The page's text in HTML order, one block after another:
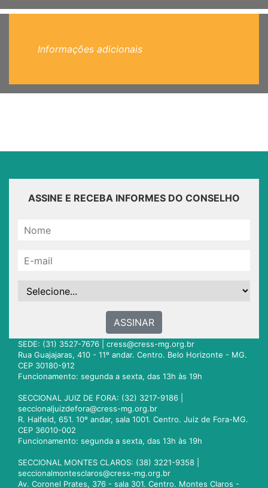
Informações adicionais
ASSINE E RECEBA INFORMES DO CONSELHO
ASSINAR
SEDE: (31) 3527-7676 | cress@cress-mg.org.br
Rua Guajajaras, 410 - 11º andar. Centro. Belo Horizonte - MG.
CEP 30180-912
Funcionamento: segunda a sexta, das 13h às 19h
SECCIONAL JUIZ DE FORA: (32) 3217-9186 |
seccionaljuizdefora@cress-mg.org.br
R. Halfeld, 651. 10º andar, sala 1001. Centro. Juiz de Fora-MG.
CEP 36010-002
Funcionamento: segunda a sexta, das 13h às 19h
SECCIONAL MONTES CLAROS: (38) 3221-9358 |
seccionalmontesclaros@cress-mg.org.br
Av. Coronel Prates, 376 - sala 301. Centro. Montes Claros -